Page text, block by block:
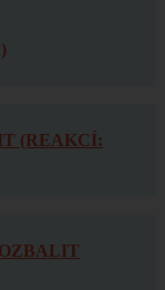
(REAKCÍ: